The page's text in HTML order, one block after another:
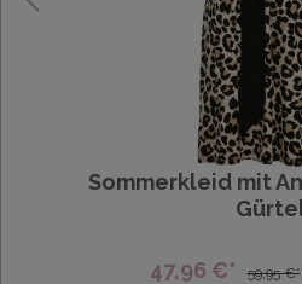
Sommerkleid mit
47,96 €* 59,95 €*